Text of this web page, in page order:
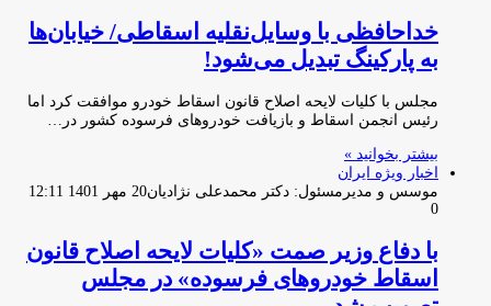
خداحافظی با وسایل‌نقلیه اسقاطی/ خیابان‌ها
به پارکینگ تبدیل می‌شود!
مجلس با کلیات لایحه اصلاح قانون اسقاط خودرو موافقت کرد اما
رئیس انجمن اسقاط و بازیافت خودروهای فرسوده کشور در…
بیشتر بخوانید »
اخبار ویژه ایران
موسس و مدیرمسئول: دکتر محمدعلی نژادیان20 مهر 1401 12:11
0
با دفاع وزیر صمت «کلیات لایحه اصلاح قانون
اسقاط خودروهای فرسوده» در مجلس